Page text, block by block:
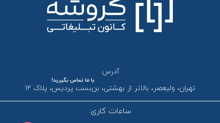
با ما تماس بگیرید!
آدرس:
تهران، ولیعصر، بالاتر از بهشتی، بن‌بست پردیس، پلاک 12
ساعات کاری: